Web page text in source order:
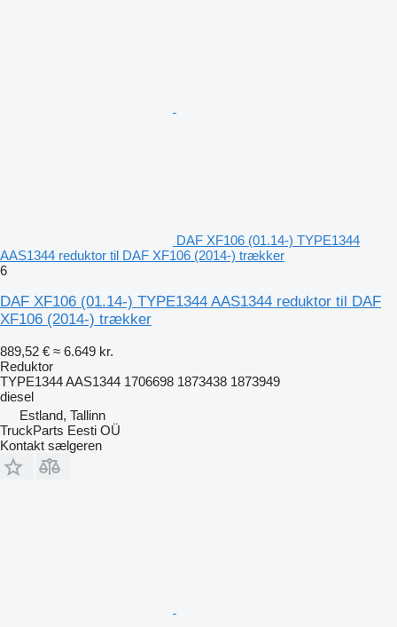
DAF XF106 (01.14-) TYPE1344
AAS1344 reduktor til DAF XF106 (2014-) trækker
6
DAF XF106 (01.14-) TYPE1344 AAS1344 reduktor til DAF
XF106 (2014-) trækker
889,52 € ≈ 6.649 kr.
Reduktor
TYPE1344 AAS1344 1706698 1873438 1873949
diesel
Estland, Tallinn
TruckParts Eesti OÜ
Kontakt sælgeren